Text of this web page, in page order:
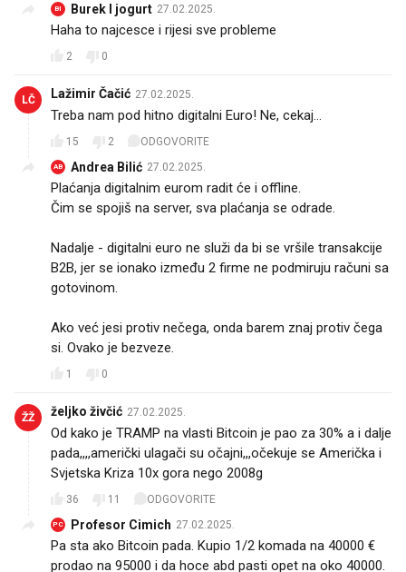
BI Burek I jogurt 27.02.2025.
Haha to najcesce i rijesi sve probleme
2 0
LČ Lažimir Čačić 27.02.2025.
Treba nam pod hitno digitalni Euro! Ne, cekaj...
15 2 ODGOVORITE
AB Andrea Bilić 27.02.2025.
Plaćanja digitalnim eurom radit će i offline.
Čim se spojiš na server, sva plaćanja se odrade.
Nadalje - digitalni euro ne služi da bi se vršile transakcije
B2B, jer se ionako između 2 firme ne podmiruju računi sa
gotovinom.
Ako već jesi protiv nečega, onda barem znaj protiv čega
si. Ovako je bezveze.
1 0
ŽŽ željko živčić 27.02.2025.
Od kako je TRAMP na vlasti Bitcoin je pao za 30% a i dalje
pada,,,,američki ulagači su očajni,,,očekuje se Američka i
Svjetska Kriza 10x gora nego 2008g
36 11 ODGOVORITE
PC Profesor Cimich 27.02.2025.
Pa sta ako Bitcoin pada. Kupio 1/2 komada na 40000 €
prodao na 95000 i da hoce abd pasti opet na oko 40000.